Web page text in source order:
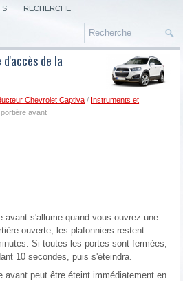
RECHERCHE
de la
Chevrolet Captiva / Instruments et
avant
avant s'allume quand vous ouvrez une
ouverte, les plafonniers restent
Si toutes les portes sont fermées,
10 secondes, puis s'éteindra.
avant peut être éteint immédiatement en